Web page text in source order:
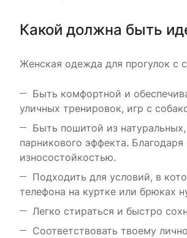
Какой должна быть
Женская одежда для прогулок с
Быть комфортной и
уличных тренировок, игр с
Быть пошитой из
парникового эффекта.
износостойкостью.
Подходить для условий, в
телефона на куртке или брюках
Легко стираться и быстро
Соответствовать твоему